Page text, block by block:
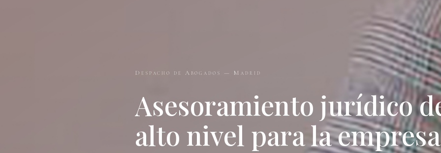
Despacho de Abogados — Madrid
Asesoramiento jurídico
alto nivel para la empresa